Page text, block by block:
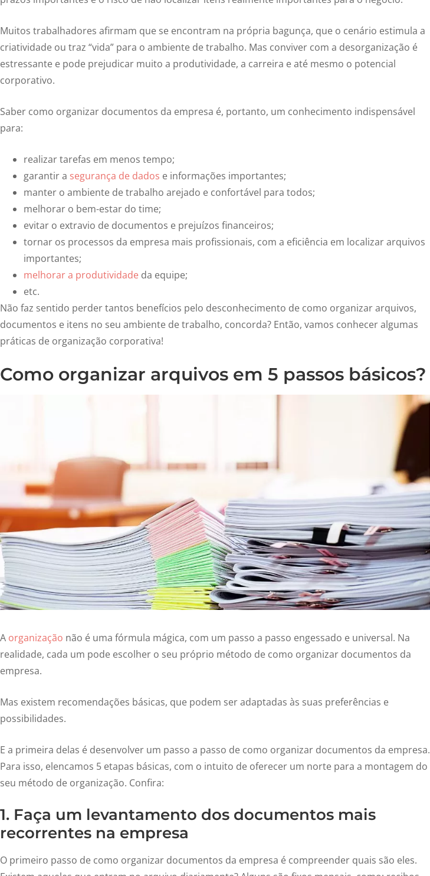
Muitos trabalhadores afirmam que se encontram na própria bagunça, que o cenário estimula a
criatividade ou traz “vida” para o ambiente de trabalho. Mas conviver com a desorganização é
estressante e pode prejudicar muito a produtividade, a carreira e até mesmo o potencial
corporativo.
Saber como organizar documentos da empresa é, portanto, um conhecimento indispensável
para:
realizar tarefas em menos tempo;
garantir a segurança de dados e informações importantes;
manter o ambiente de trabalho arejado e confortável para todos;
melhorar o bem-estar do time;
evitar o extravio de documentos e prejuízos financeiros;
tornar os processos da empresa mais profissionais, com a eficiência em localizar arquivos
importantes;
melhorar a produtividade da equipe;
etc.
Não faz sentido perder tantos benefícios pelo desconhecimento de como organizar arquivos,
documentos e itens no seu ambiente de trabalho, concorda? Então, vamos conhecer algumas
práticas de organização corporativa!
Como organizar arquivos em 5 passos básicos?
A organização não é uma fórmula mágica, com um passo a passo engessado e universal. Na
realidade, cada um pode escolher o seu próprio método de como organizar documentos da
empresa.
Mas existem recomendações básicas, que podem ser adaptadas às suas preferências e
possibilidades.
E a primeira delas é desenvolver um passo a passo de como organizar documentos da empresa.
Para isso, elencamos 5 etapas básicas, com o intuito de oferecer um norte para a montagem do
seu método de organização. Confira:
1. Faça um levantamento dos documentos mais
recorrentes na empresa
O primeiro passo de como organizar documentos da empresa é compreender quais são eles.